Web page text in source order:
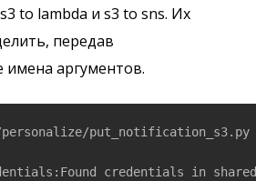
to lambda и s3 to sns. Их
передав
аргументов.
credentials in